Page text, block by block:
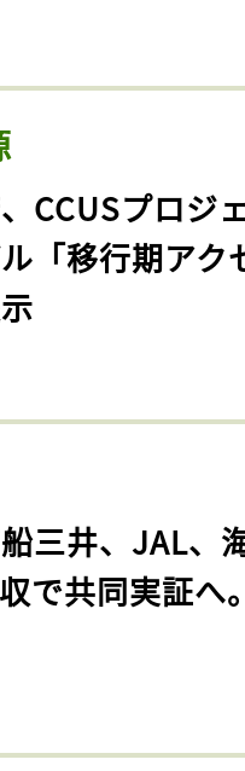
CCUSプロジ
「移行期アク
三井、JAL、
で共同実証へ